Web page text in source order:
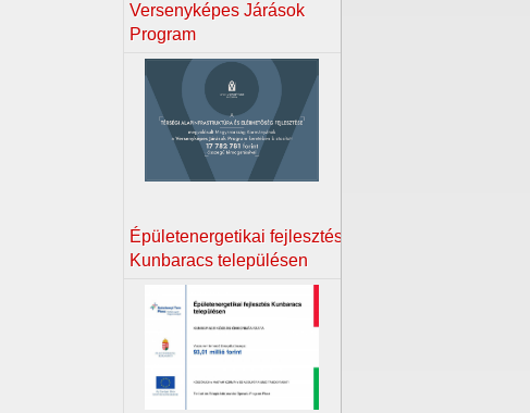
Versenyképes Járások
Program
Épületenergetikai fejlesztés
Kunbaracs településen